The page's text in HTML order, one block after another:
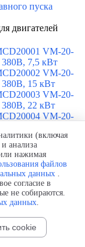
пуска
двигателей
VM-20-
7,5 кВт
VM-20-
15 кВт
VM-20-
22 кВт
VM-20-
VM-20-
37 кВт
VM-20-
45 кВт
VM-20-
55 кВт
VM-20-
VM-20-
90 кВт
(включая
анализа
нажимая
файлов
данных .
согласие в
не собираются.
данных.
cookie